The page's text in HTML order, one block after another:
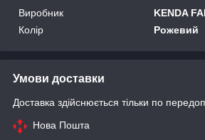
Виробник
KENDA
Колір
Рожевий
Умови доставки
Доставка здійснюється тільки по
Нова Пошта